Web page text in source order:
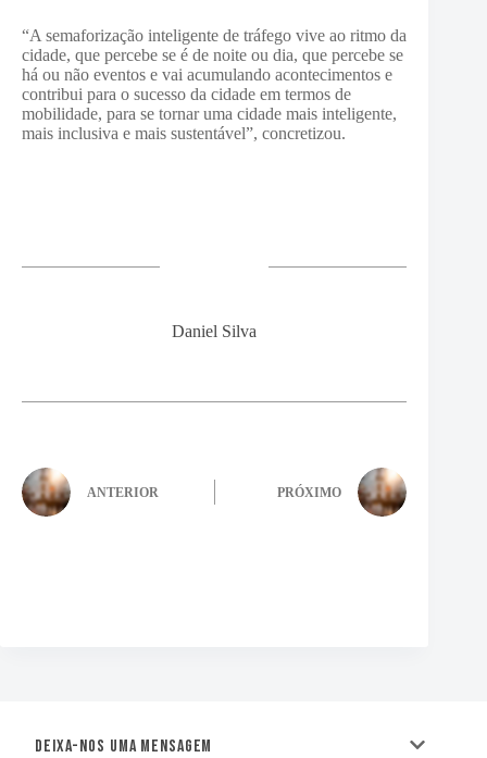
“A semaforização inteligente de tráfego vive ao ritmo da
cidade, que percebe se é de noite ou dia, que percebe se
há ou não eventos e vai acumulando acontecimentos e
contribui para o sucesso da cidade em termos de
mobilidade, para se tornar uma cidade mais inteligente,
mais inclusiva e mais sustentável”, concretizou.
Daniel Silva
ANTERIOR PRÓXIMO
Deixa-nos uma mensagem